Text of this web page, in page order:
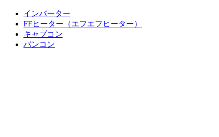
インバーター
FFヒーター（エフエフヒーター）
キャブコン
バンコン